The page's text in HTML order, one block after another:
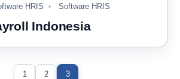
HRIS Software HRIS
Indonesia
1 2 3